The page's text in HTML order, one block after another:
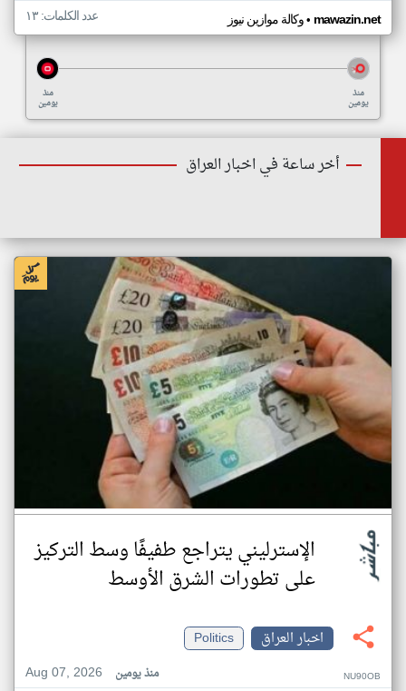
وكالة موازين نيوز• mawazin.net عدد الكلمات: ١٣
منذ
يومين
منذ
يومين
أخر ساعة في اخبار العراق
الإسترليني يتراجع طفيفًا وسط التركيز
على تطورات الشرق الأوسط
اخبار العراق
Politics
Aug 07, 2026
منذ يومين NU90OB